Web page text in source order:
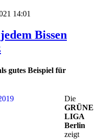
14:01
Bissen
gutes Beispiel für
Die
GRÜNE
LIGA
Berlin
zeigt